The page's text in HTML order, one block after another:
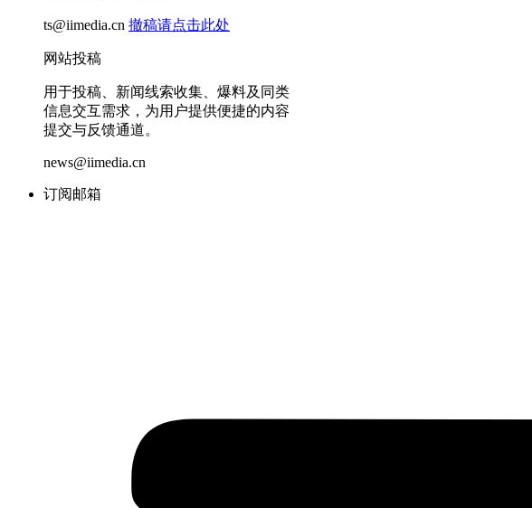
ts@iimedia.cn 撤稿请点击此处
网站投稿
用于投稿、新闻线索收集、爆料及同类
信息交互需求，为用户提供便捷的内容
提交与反馈通道。
news@iimedia.cn
订阅邮箱